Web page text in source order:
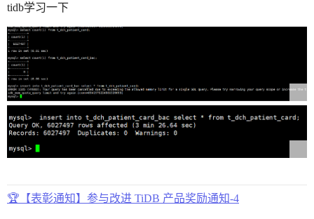
tidb学习一下
🏆【表彰通知】参与改进 TiDB 产品奖励通知-4